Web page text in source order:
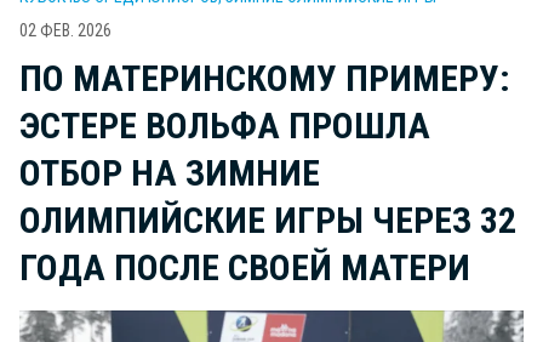
02 ФЕВ. 2026
ПО МАТЕРИНСКОМУ ПРИМЕРУ:
ЭСТЕРЕ ВОЛЬФА ПРОШЛА
ОТБОР НА ЗИМНИЕ
ОЛИМПИЙСКИЕ ИГРЫ ЧЕРЕЗ 32
ГОДА ПОСЛЕ СВОЕЙ МАТЕРИ